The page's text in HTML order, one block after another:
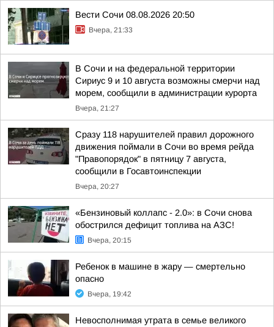
Вести Сочи 08.08.2026 20:50
Вчера, 21:33
В Сочи и на федеральной территории
Сириус 9 и 10 августа возможны смерчи над
морем, сообщили в администрации курорта
Вчера, 21:27
Сразу 118 нарушителей правил дорожного
движения поймали в Сочи во время рейда
"Правопорядок" в пятницу 7 августа,
сообщили в Госавтоинспекции
Вчера, 20:27
«Бензиновый коллапс - 2.0»: в Сочи снова
обострился дефицит топлива на АЗС!
Вчера, 20:15
Ребенок в машине в жару — смертельно
опасно
Вчера, 19:42
Невосполнимая утрата в семье великого